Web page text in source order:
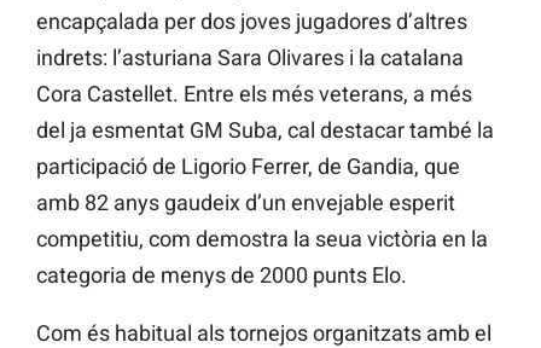
encapçalada per dos joves jugadores d’altres
indrets: l’asturiana Sara Olivares i la catalana
Cora Castellet. Entre els més veterans, a més
del ja esmentat GM Suba, cal destacar també la
participació de Ligorio Ferrer, de Gandia, que
amb 82 anys gaudeix d’un envejable esperit
competitiu, com demostra la seua victòria en la
categoria de menys de 2000 punts Elo.
Com és habitual als tornejos organitzats amb el